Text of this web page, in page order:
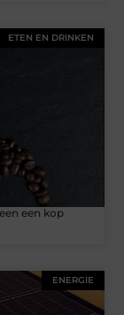
ETEN EN DRINKEN
een kop
ENERGIE